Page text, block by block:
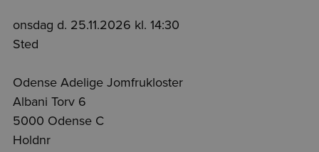
onsdag d. 25.11.2026 kl. 14:30
Sted
Odense Adelige Jomfrukloster
Albani Torv 6
5000 Odense C
Holdnr